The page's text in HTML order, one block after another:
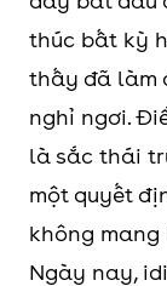
thúc bất kỳ
thấy đã làm
nghỉ ngơi.
là sắc thái
một quyết
không mang
Ngày nay,